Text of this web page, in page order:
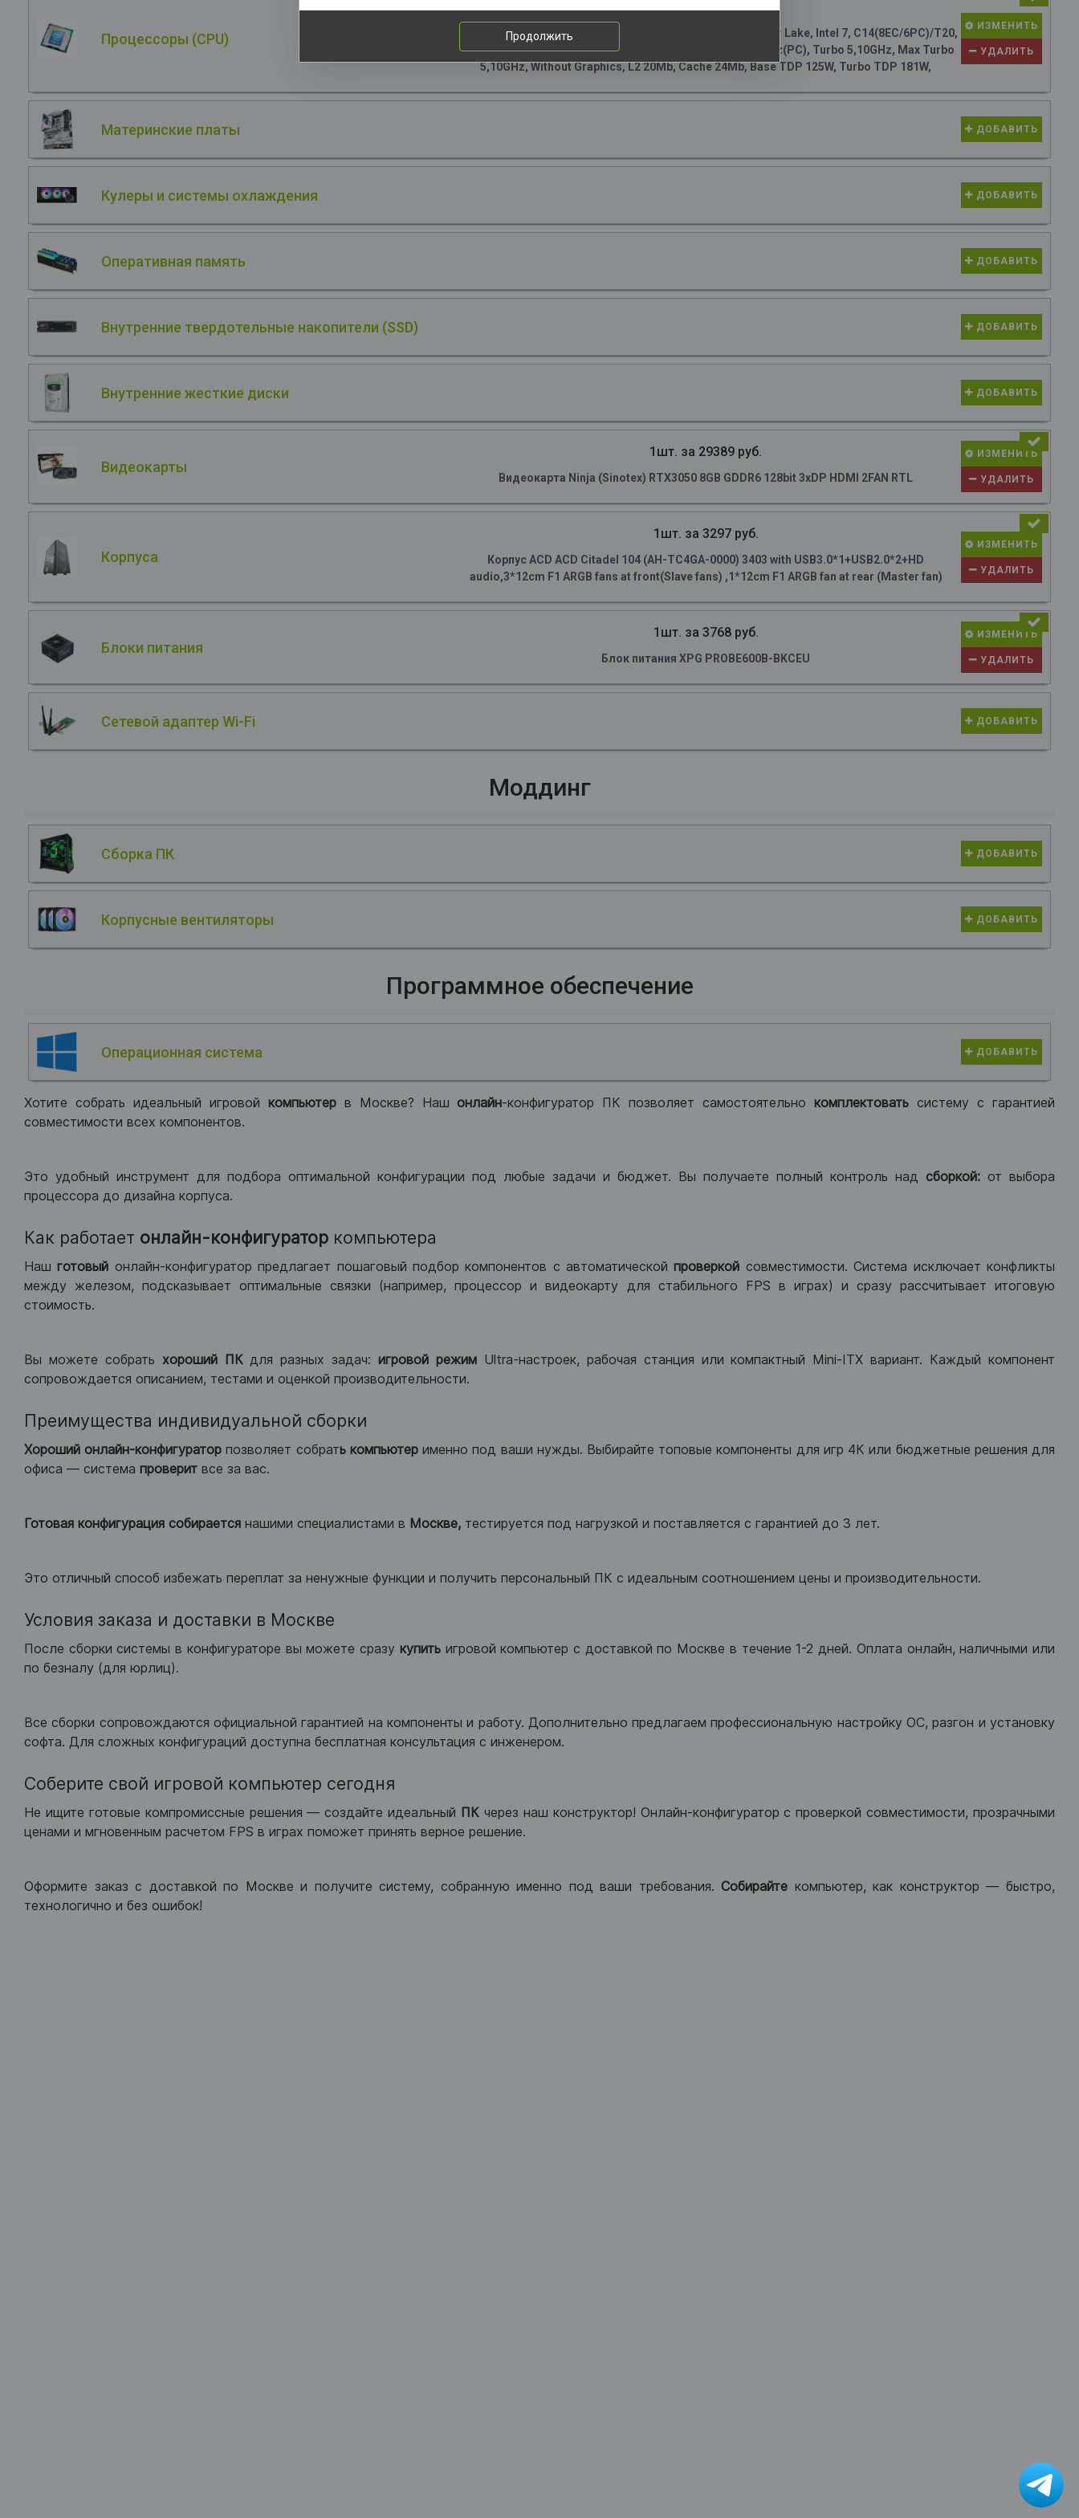
Процессоры (CPU)
1шт. за 21980 руб.
Центральный Процессор Intel Core i5-13600KF OEM (Raptor Lake, Intel 7, C14(8EC/6PC)/T20,
Efficient-core Base 2.60GHz(EC), Performance Base 3,50GHz(PC), Turbo 5,10GHz, Max Turbo
5,10GHz, Without Graphics, L2 20Mb, Cache 24Mb, Base TDP 125W, Turbo TDP 181W,
ИЗМЕНИТЬ
УДАЛИТЬ
Материнские платы ДОБАВИТЬ
Кулеры и системы охлаждения ДОБАВИТЬ
Оперативная память ДОБАВИТЬ
Внутренние твердотельные накопители (SSD) ДОБАВИТЬ
Внутренние жесткие диски ДОБАВИТЬ
Видеокарты
1шт. за 29389 руб.
Видеокарта Ninja (Sinotex) RTX3050 8GB GDDR6 128bit 3xDP HDMI 2FAN RTL
ИЗМЕНИТЬ
УДАЛИТЬ
Корпуса
1шт. за 3297 руб.
Корпус ACD ACD Citadel 104 (AH-TC4GA-0000) 3403 with USB3.0*1+USB2.0*2+HD
audio,3*12cm F1 ARGB fans at front(Slave fans) ,1*12cm F1 ARGB fan at rear (Master fan)
ИЗМЕНИТЬ
УДАЛИТЬ
Блоки питания
1шт. за 3768 руб.
Блок питания XPG PROBE600B-BKCEU
ИЗМЕНИТЬ
УДАЛИТЬ
Сетевой адаптер Wi-Fi ДОБАВИТЬ
Моддинг
Сборка ПК ДОБАВИТЬ
Корпусные вентиляторы ДОБАВИТЬ
Программное обеспечение
Операционная система ДОБАВИТЬ
Хотите собрать идеальный игровой компьютер в Москве? Нашонлайн-конфигуратор ПК позволяет самостоятельно комплектоватьсистему с гарантией
совместимости всех компонентов.
Это удобный инструмент для подбора оптимальной конфигурации под любые задачи и бюджет. Вы получаете полный контроль над сборкой: от выбора
процессора до дизайна корпуса.
Как работает онлайн-конфигуратор компьютера
Нашготовый онлайн-конфигуратор предлагает пошаговый подбор компонентов с автоматическойпроверкой совместимости. Система исключает конфликты
между железом, подсказывает оптимальные связки (например, процессор и видеокарту для стабильного FPS в играх) и сразу рассчитывает итоговую
стоимость.
Вы можете собрать хороший ПКдля разных задач:игровой режим Ultra-настроек, рабочая станция или компактный Mini-ITX вариант. Каждый компонент
сопровождается описанием, тестами и оценкой производительности.
Преимущества индивидуальной сборки
Хороший онлайн-конфигуратор позволяет собрать компьютерименно под ваши нужды. Выбирайте топовые компоненты для игр 4К или бюджетные решения для
офиса — система проверит все за вас.
Готовая конфигурация собирается нашими специалистами в Москве, тестируется под нагрузкой и поставляется с гарантией до 3 лет.
Это отличный способ избежать переплат за ненужные функции и получить персональный ПК с идеальным соотношением цены и производительности.
Условия заказа и доставки в Москве
После сборки системы в конфигураторе вы можете сразу купитьигровой компьютер с доставкой по Москве в течение 1-2 дней. Оплата онлайн, наличными или
по безналу (для юрлиц).
Все сборки сопровождаются официальной гарантией на компоненты и работу. Дополнительно предлагаем профессиональную настройку ОС, разгон и установку
софта. Для сложных конфигураций доступна бесплатная консультация с инженером.
Соберите свой игровой компьютер сегодня
Не ищите готовые компромиссные решения — создайте идеальный ПК через наш конструктор! Онлайн-конфигуратор с проверкой совместимости, прозрачными
ценами и мгновенным расчетом FPS в играх поможет принять верное решение.
Оформите заказ с доставкой по Москве и получите систему, собранную именно под ваши требования.Собирайте компьютер, как конструктор — быстро,
технологично и без ошибок!
Продолжить